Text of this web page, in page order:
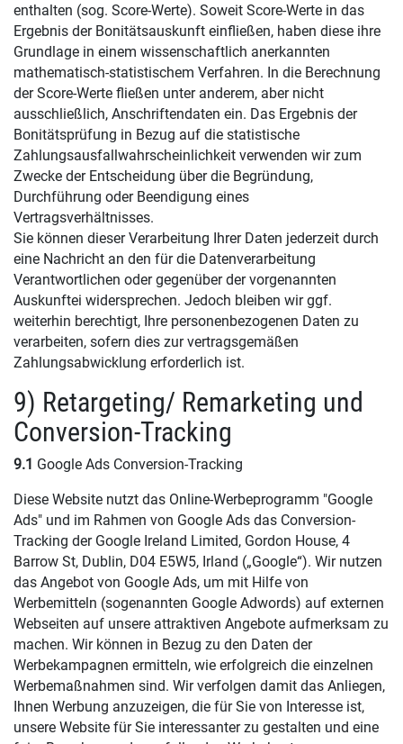
enthalten (sog. Score-Werte). Soweit Score-Werte in das
Ergebnis der Bonitätsauskunft einfließen, haben diese ihre
Grundlage in einem wissenschaftlich anerkannten
mathematisch-statistischem Verfahren. In die Berechnung
der Score-Werte fließen unter anderem, aber nicht
ausschließlich, Anschriftendaten ein. Das Ergebnis der
Bonitätsprüfung in Bezug auf die statistische
Zahlungsausfallwahrscheinlichkeit verwenden wir zum
Zwecke der Entscheidung über die Begründung,
Durchführung oder Beendigung eines
Vertragsverhältnisses.
Sie können dieser Verarbeitung Ihrer Daten jederzeit durch
eine Nachricht an den für die Datenverarbeitung
Verantwortlichen oder gegenüber der vorgenannten
Auskunftei widersprechen. Jedoch bleiben wir ggf.
weiterhin berechtigt, Ihre personenbezogenen Daten zu
verarbeiten, sofern dies zur vertragsgemäßen
Zahlungsabwicklung erforderlich ist.
9) Retargeting/ Remarketing und
Conversion-Tracking
9.1 Google Ads Conversion-Tracking
Diese Website nutzt das Online-Werbeprogramm "Google
Ads" und im Rahmen von Google Ads das Conversion-
Tracking der Google Ireland Limited, Gordon House, 4
Barrow St, Dublin, D04 E5W5, Irland („Google“). Wir nutzen
das Angebot von Google Ads, um mit Hilfe von
Werbemitteln (sogenannten Google Adwords) auf externen
Webseiten auf unsere attraktiven Angebote aufmerksam zu
machen. Wir können in Bezug zu den Daten der
Werbekampagnen ermitteln, wie erfolgreich die einzelnen
Werbemaßnahmen sind. Wir verfolgen damit das Anliegen,
Ihnen Werbung anzuzeigen, die für Sie von Interesse ist,
unsere Website für Sie interessanter zu gestalten und eine